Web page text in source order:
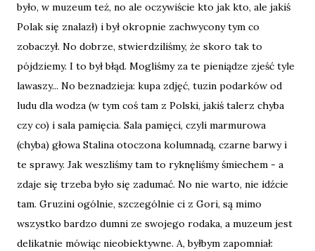
było, w muzeum też, no ale oczywiście kto jak kto, ale jakiś
Polak się znalazł) i był okropnie zachwycony tym co
zobaczył. No dobrze, stwierdziliśmy, że skoro tak to
pójdziemy. I to był błąd. Mogliśmy za te pieniądze zjeść tyle
lawaszy... No beznadzieja: kupa zdjęć, tuzin podarków od
ludu dla wodza (w tym coś tam z Polski, jakiś talerz chyba
czy co) i sala pamięcia. Sala pamięci, czyli marmurowa
(chyba) głowa Stalina otoczona kolumnadą, czarne barwy i
te sprawy. Jak weszliśmy tam to ryknęliśmy śmiechem - a
zdaje się trzeba było się zadumać. No nie warto, nie idźcie
tam. Gruzini ogólnie, szczególnie ci z Gori, są mimo
wszystko bardzo dumni ze swojego rodaka, a muzeum jest
delikatnie mówiąc nieobiektywne. A, byłbym zapomniał: